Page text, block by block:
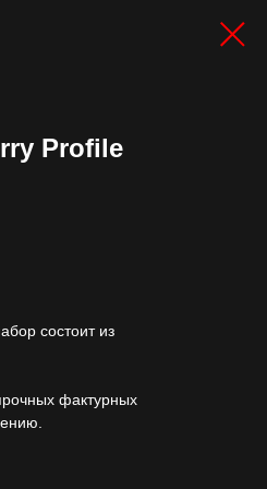
Profile
состоит из
фактурных